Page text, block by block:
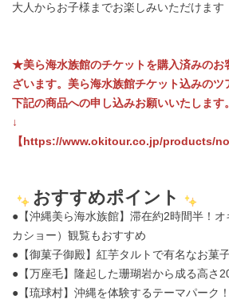
大人からお子様までお楽しみいただけます
★美ら海水族館のチケットを購入済みのお
ざいます。美ら海水族館チケット込みの
下記の商品への申し込みお願いいたします。
↓
【https://www.okitour.co.jp/products/
おすすめポイント
●【沖縄美ら海水族館】滞在約2時間半！
カショー）観覧もおすすめ
●【御菓子御殿】紅芋タルトで有名なお菓
●【万座毛】隆起した珊瑚岩から成る高さ
●【琉球村】沖縄を体験するテーマパーク